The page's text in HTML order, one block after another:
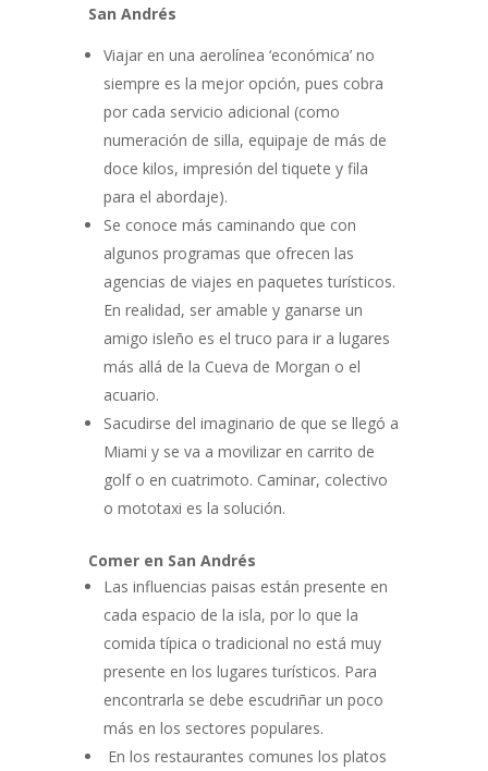
San Andrés
Viajar en una aerolínea ‘económica’ no
siempre es la mejor opción, pues cobra
por cada servicio adicional (como
numeración de silla, equipaje de más de
doce kilos, impresión del tiquete y fila
para el abordaje).
Se conoce más caminando que con
algunos programas que ofrecen las
agencias de viajes en paquetes turísticos.
En realidad, ser amable y ganarse un
amigo isleño es el truco para ir a lugares
más allá de la Cueva de Morgan o el
acuario.
Sacudirse del imaginario de que se llegó a
Miami y se va a movilizar en carrito de
golf o en cuatrimoto. Caminar, colectivo
o mototaxi es la solución.
Comer en San Andrés
Las influencias paisas están presente en
cada espacio de la isla, por lo que la
comida típica o tradicional no está muy
presente en los lugares turísticos. Para
encontrarla se debe escudriñar un poco
más en los sectores populares.
En los restaurantes comunes los platos